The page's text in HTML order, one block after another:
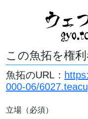
この魚拓を権
魚拓のURL：
000-06/
立場（必須）